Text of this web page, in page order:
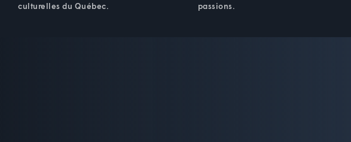
culturelles du Québec.
passions.